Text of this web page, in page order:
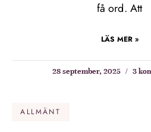
få ord. Att
LÄS MER »
28 september, 2025 3
ALLMÄNT